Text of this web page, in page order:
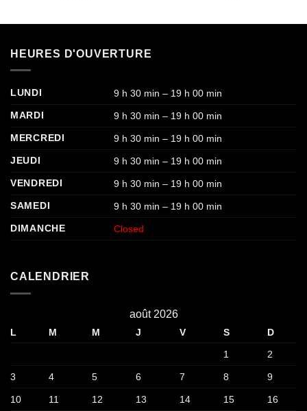
HEURES D'OUVERTURE
LUNDI
9 h 30 min – 19 h 00 min
MARDI
9 h 30 min – 19 h 00 min
MERCREDI
9 h 30 min – 19 h 00 min
JEUDI
9 h 30 min – 19 h 00 min
VENDREDI
9 h 30 min – 19 h 00 min
SAMEDI
9 h 30 min – 19 h 00 min
DIMANCHE
Closed
CALENDRIER
août 2026
L M M J V S
D
1
2
3 4 5 6 7 8 9
10 11 12 13 14 15 16